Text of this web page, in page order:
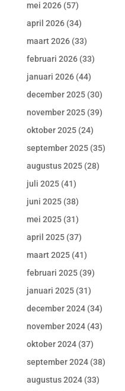
mei 2026(57)
april 2026(34)
maart 2026(33)
februari 2026(33)
januari 2026(44)
december 2025(30)
november 2025(39)
oktober 2025(24)
september 2025(35)
augustus 2025(28)
juli 2025(41)
juni 2025(38)
mei 2025(31)
april 2025(37)
maart 2025(41)
februari 2025(39)
januari 2025(31)
december 2024(34)
november 2024(43)
oktober 2024(37)
september 2024(38)
augustus 2024(33)